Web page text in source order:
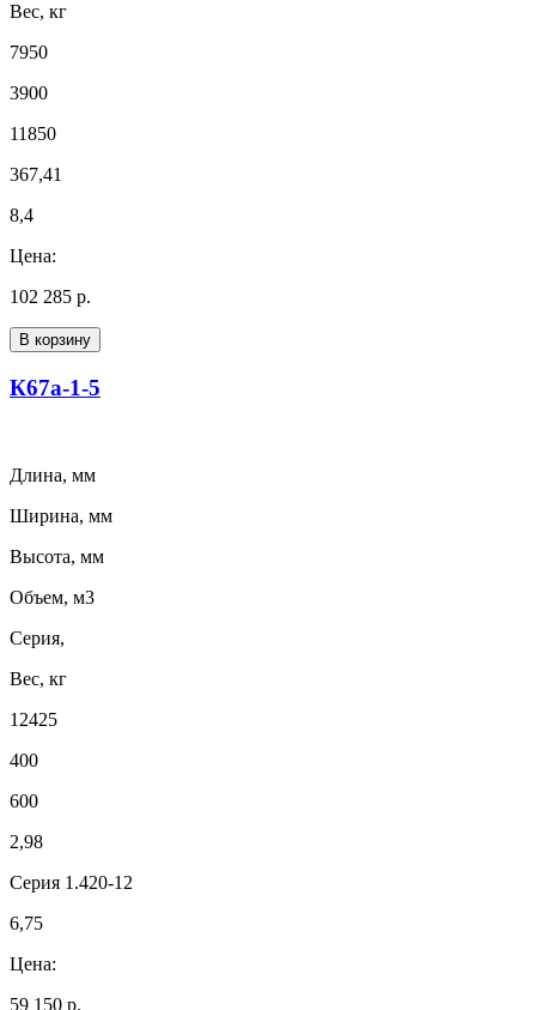
Вес, кг
7950
3900
11850
367,41
8,4
Цена:
102 285 р.
В корзину
К67а-1-5
Длина, мм
Ширина, мм
Высота, мм
Объем, м3
Серия,
Вес, кг
12425
400
600
2,98
Серия 1.420-12
6,75
Цена:
59 150 р.